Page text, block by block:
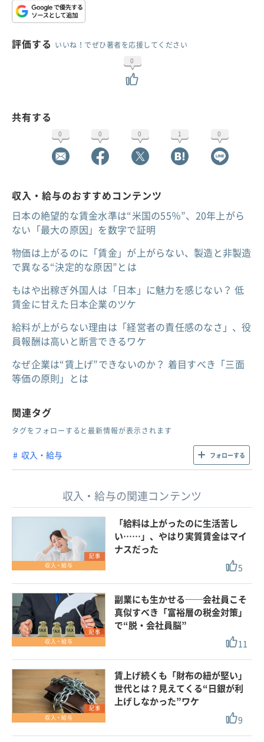
評価する いいね！でぜひ著者を応援してください
0
共有する
0 0 0 1 0
収入・給与のおすすめコンテンツ
日本の絶望的な賃金水準は“米国の55％”、20年上がら
ない「最大の原因」を数字で証明
物価は上がるのに「賃金」が上がらない、製造と非製造
で異なる“決定的な原因”とは
もはや出稼ぎ外国人は「日本」に魅力を感じない？ 低
賃金に甘えた日本企業のツケ
給料が上がらない理由は「経営者の責任感のなさ」、役
員報酬は高いと断言できるワケ
なぜ企業は“賃上げ”できないのか？ 着目すべき「三面
等価の原則」とは
関連タグ
タグをフォローすると最新情報が表示されます
収入・給与 フォローする
収入・給与の関連コンテンツ
記事
収入・給与
「給料は上がったのに生活苦し
い……」、やはり実質賃金はマイ
ナスだった
5
記事
収入・給与
副業にも生かせる──会社員こそ
真似すべき「富裕層の税金対策」
で“脱・会社員脳”
11
記事
収入・給与
賃上げ続くも「財布の紐が堅い」
世代とは？見えてくる“日銀が利
上げしなかった”ワケ
9